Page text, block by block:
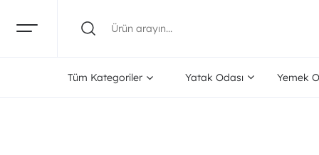
Tüm Kategoriler Yatak Odası Yemek